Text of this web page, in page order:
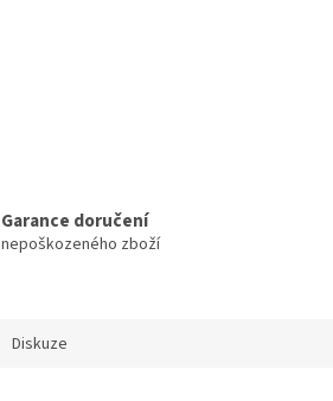
Garance doručení
nepoškozeného zboží
Diskuze